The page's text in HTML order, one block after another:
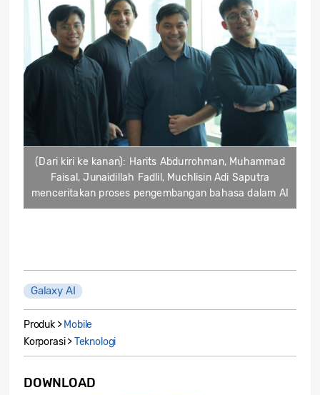
(Dari kiri ke kanan): Harits Abdurrohman, Muhammad
Faisal, Junaidillah Fadlil, Muchlisin Adi Saputra
menceritakan proses pengembangan bahasa dalam AI
Galaxy AI
Produk > Mobile
Korporasi >Teknologi
DOWNLOAD